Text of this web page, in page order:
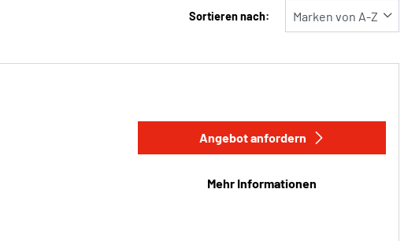
Sortieren nach:
Angebot anfordern
Mehr Informationen